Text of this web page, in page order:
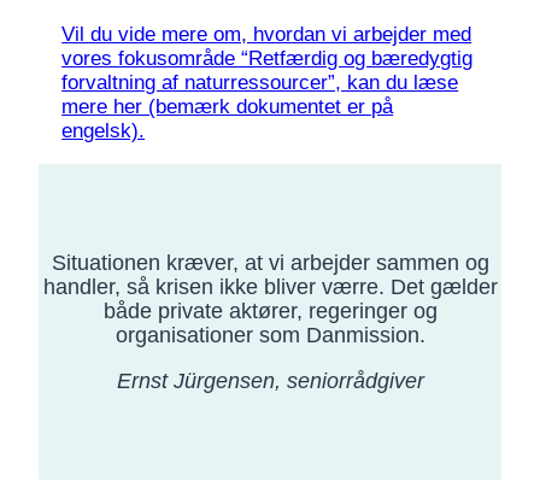
Vil du vide mere om, hvordan vi arbejder med
vores fokusområde “Retfærdig og bæredygtig
forvaltning af naturressourcer”, kan du læse
mere her (bemærk dokumentet er på
engelsk).
Situationen kræver, at vi arbejder sammen og
handler, så krisen ikke bliver værre. Det gælder
både private aktører, regeringer og
organisationer som Danmission.
Ernst Jürgensen, seniorrådgiver